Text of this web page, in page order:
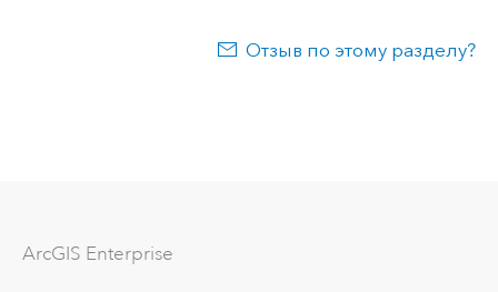
Отзыв по этому разделу?
ArcGIS Enterprise